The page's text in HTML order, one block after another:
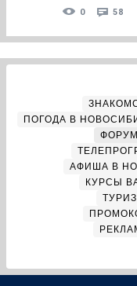
0 58
ПОГОДА В
АФИША В
КУРСЫ